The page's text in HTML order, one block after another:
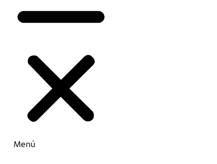
Menú